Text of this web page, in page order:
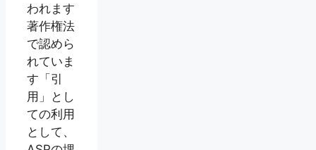
われます
著作権法
で認めら
れていま
す「引
用」とし
ての利用
として、